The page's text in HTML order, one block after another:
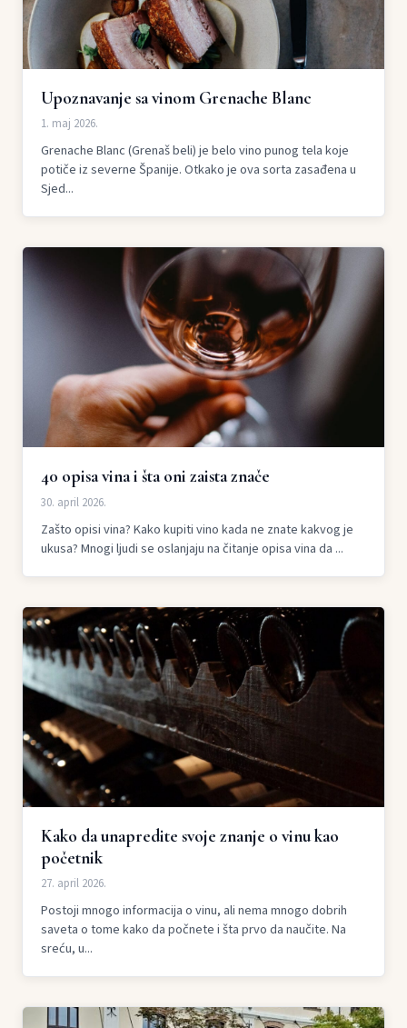
Upoznavanje sa vinom Grenache Blanc
1. maj 2026.
Grenache Blanc (Grenaš beli) je belo vino punog tela koje
potiče iz severne Španije. Otkako je ova sorta zasađena u
Sjed...
40 opisa vina i šta oni zaista znače
30. april 2026.
Zašto opisi vina? Kako kupiti vino kada ne znate kakvog je
ukusa? Mnogi ljudi se oslanjaju na čitanje opisa vina da ...
Kako da unapredite svoje znanje o vinu kao
početnik
27. april 2026.
Postoji mnogo informacija o vinu, ali nema mnogo dobrih
saveta o tome kako da počnete i šta prvo da naučite. Na
sreću, u...